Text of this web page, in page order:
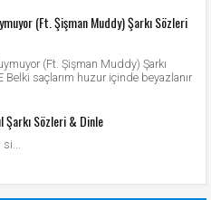
(Ft. Şişman Muddy) Şarkı Sözleri
(Ft. Şişman Muddy) Şarkı
Belki saçlarım huzur içinde beyazlanır
Şarkı Sözleri & Dinle
si...